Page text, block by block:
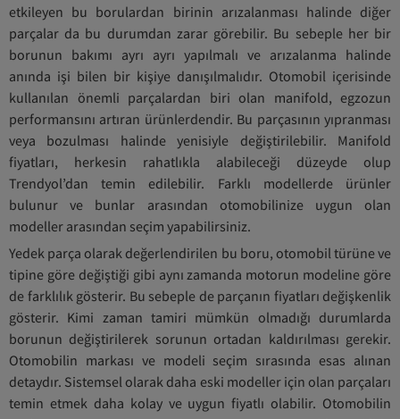
etkileyen bu borulardan birinin arızalanması halinde diğer
parçalar da bu durumdan zarar görebilir. Bu sebeple her bir
borunun bakımı ayrı ayrı yapılmalı ve arızalanma halinde
anında işi bilen bir kişiye danışılmalıdır. Otomobil içerisinde
kullanılan önemli parçalardan biri olan manifold, egzozun
performansını artıran ürünlerdendir. Bu parçasının yıpranması
veya bozulması halinde yenisiyle değiştirilebilir. Manifold
fiyatları, herkesin rahatlıkla alabileceği düzeyde olup
Trendyol’dan temin edilebilir. Farklı modellerde ürünler
bulunur ve bunlar arasından otomobilinize uygun olan
modeller arasından seçim yapabilirsiniz.
Yedek parça olarak değerlendirilen bu boru, otomobil türüne ve
tipine göre değiştiği gibi aynı zamanda motorun modeline göre
de farklılık gösterir. Bu sebeple de parçanın fiyatları değişkenlik
gösterir. Kimi zaman tamiri mümkün olmadığı durumlarda
borunun değiştirilerek sorunun ortadan kaldırılması gerekir.
Otomobilin markası ve modeli seçim sırasında esas alınan
detaydır. Sistemsel olarak daha eski modeller için olan parçaları
temin etmek daha kolay ve uygun fiyatlı olabilir. Otomobilin